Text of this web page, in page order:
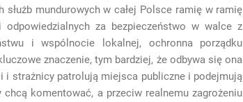
mundurowych w całej Polsce ramię w ramię
za bezpieczeństwo w walce z
i wspólnocie lokalnej, ochronna porządku
znaczenie, tym bardziej, że odbywa się ona
i strażnicy patrolują miejsca publiczne i podejmują
komentować, a przeciw realnemu zagrożeniu